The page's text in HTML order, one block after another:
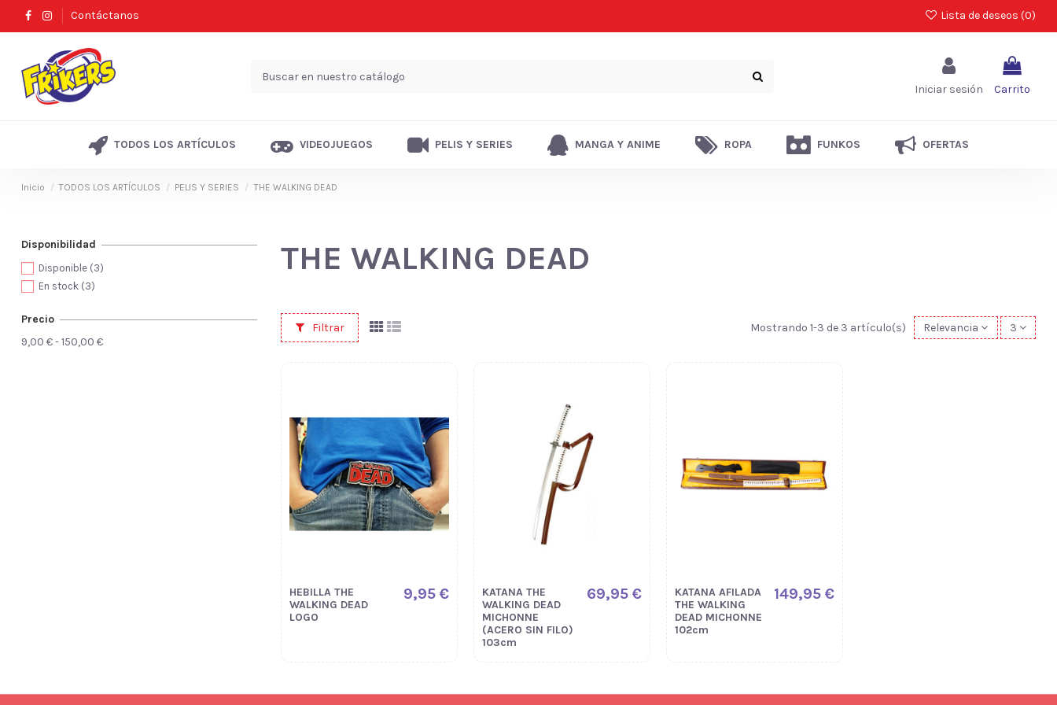
Contáctanos Lista de deseos (0)
Iniciar sesión Carrito
TODOS LOS ARTÍCULOS VIDEOJUEGOS PELIS Y SERIES MANGA Y ANIME ROPA FUNKOS OFERTAS
Inicio TODOS LOS ARTÍCULOS PELIS Y SERIES THE WALKING DEAD
THE WALKING DEAD
Filtrar Mostrando 1-3 de 3 artículo(s) Relevancia 3
HEBILLA THE
WALKING DEAD
LOGO
9,95 €
KATANA THE
WALKING DEAD
MICHONNE
(ACERO SIN FILO)
103cm
69,95 €
KATANA AFILADA
THE WALKING
DEAD MICHONNE
102cm
149,95 €
Disponibilidad
Disponible (3)
En stock (3)
Precio
9,00 € - 150,00 €